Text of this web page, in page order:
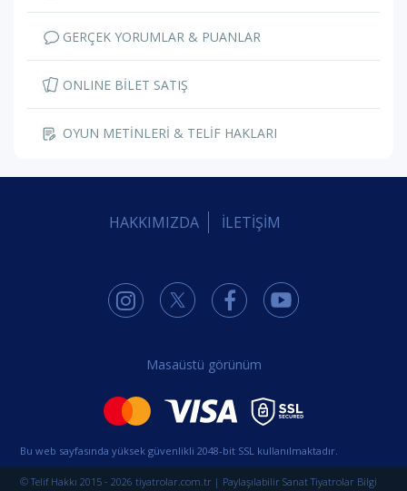
GERÇEK YORUMLAR & PUANLAR
ONLINE BİLET SATIŞ
OYUN METİNLERİ & TELİF HAKLARI
HAKKIMIZDA İLETİŞİM
Masaüstü görünüm
Bu web sayfasında yüksek güvenlikli 2048-bit SSL kullanılmaktadır.
© Telif Hakkı 2015 - 2026 tiyatrolar.com.tr | Paylaşılabilir Sanat Tiyatrolar Bilgi